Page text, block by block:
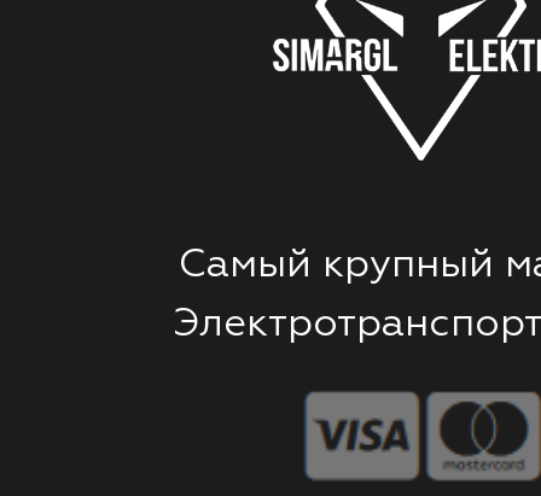
Самый крупный